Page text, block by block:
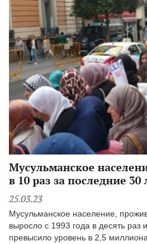
Мусульманское
в 10 раз за последние 30
25.03.23
Мусульманское население,
выросло с 1993 года в десять раз
превысило уровень в 2,5